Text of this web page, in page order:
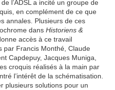
l’ADSL a incité un groupe de
en complément de ce que
annales. Plusieurs de ces
dans Historiens &
accès à ce travail
par Francis Monthé, Claude
Capdepuy, Jacques Muniga,
croquis réalisés à la main par
l’intérêt de la schématisation.
plusieurs solutions pour un